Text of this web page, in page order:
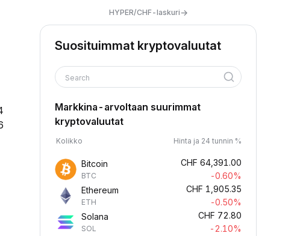
HYPER/CHF-laskuri→
Suosituimmat kryptovaluutat
Search
Markkina-arvoltaan suurimmat
kryptovaluutat
Kolikko Hinta ja 24 tunnin %
Bitcoin
BTC
CHF 64,391.00
-0.60%
Ethereum
ETH
CHF 1,905.35
-0.50%
Solana
SOL
CHF 72.80
-2.10%